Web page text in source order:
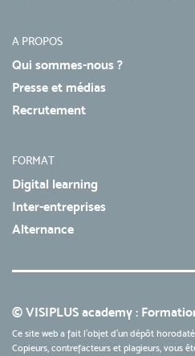
A PROPOS
Qui sommes-nous ?
Presse et médias
Recrutement
FORMAT
Digital learning
Inter-entreprises
Alternance
© VISIPLUS academy :
Ce site web a fait l'objet d'un dépôt
Copieurs, contrefacteurs et plagieurs, vous